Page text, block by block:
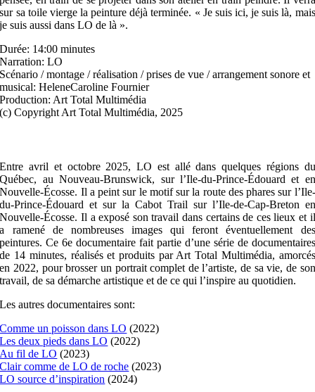
sur sa toile vierge la peinture déjà terminée. « Je suis ici, je suis là, mais
je suis aussi dans LO de là ».
Durée: 14:00 minutes
Narration: LO
Scénario / montage / réalisation / prises de vue / arrangement sonore et
musical: HeleneCaroline Fournier
Production: Art Total Multimédia
(c) Copyright Art Total Multimédia, 2025
Entre avril et octobre 2025, LO est allé dans quelques régions du
Québec, au Nouveau-Brunswick, sur l’Ile-du-Prince-Édouard et en
Nouvelle-Écosse. Il a peint sur le motif sur la route des phares sur l’Ile-
du-Prince-Édouard et sur la Cabot Trail sur l’Ile-de-Cap-Breton en
Nouvelle-Écosse. Il a exposé son travail dans certains de ces lieux et il
a ramené de nombreuses images qui feront éventuellement des
peintures. Ce 6e documentaire fait partie d’une série de documentaires
de 14 minutes, réalisés et produits par Art Total Multimédia, amorcés
en 2022, pour brosser un portrait complet de l’artiste, de sa vie, de son
travail, de sa démarche artistique et de ce qui l’inspire au quotidien.
Les autres documentaires sont:
Comme un poisson dans LO (2022)
Les deux pieds dans LO (2022)
Au fil de LO (2023)
Clair comme de LO de roche (2023)
LO source d’inspiration (2024)